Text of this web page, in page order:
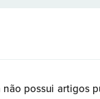
não possui artigos